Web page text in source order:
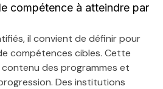
compétence à atteindre par
il convient de définir pour
compétences cibles. Cette
des programmes et
Des institutions